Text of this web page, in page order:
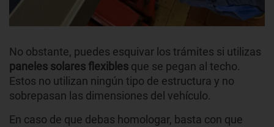
No obstante, puedes esquivar los trámites si utilizas
paneles solares flexibles que se pegan al techo.
Estos no utilizan ningún tipo de estructura y no
sobrepasan las dimensiones del vehículo.
En caso de que debas homologar, basta con que